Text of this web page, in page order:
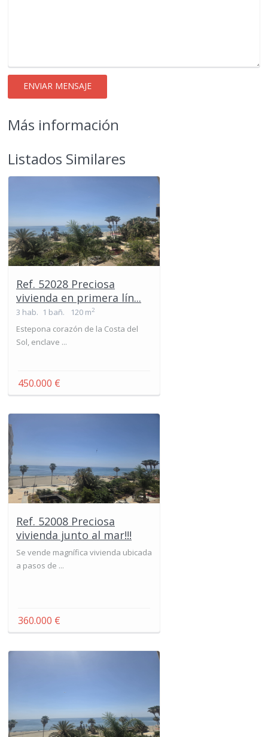
Más información
Listados Similares
Ref. 52028 Preciosa
vivienda en primera lín...
3 hab. 1 bañ. 120 m2
Estepona corazón de la Costa del
Sol, enclave ...
450.000 €
Ref. 52008 Preciosa
vivienda junto al mar!!!
Se vende magnífica vivienda ubicada
a pasos de ...
360.000 €